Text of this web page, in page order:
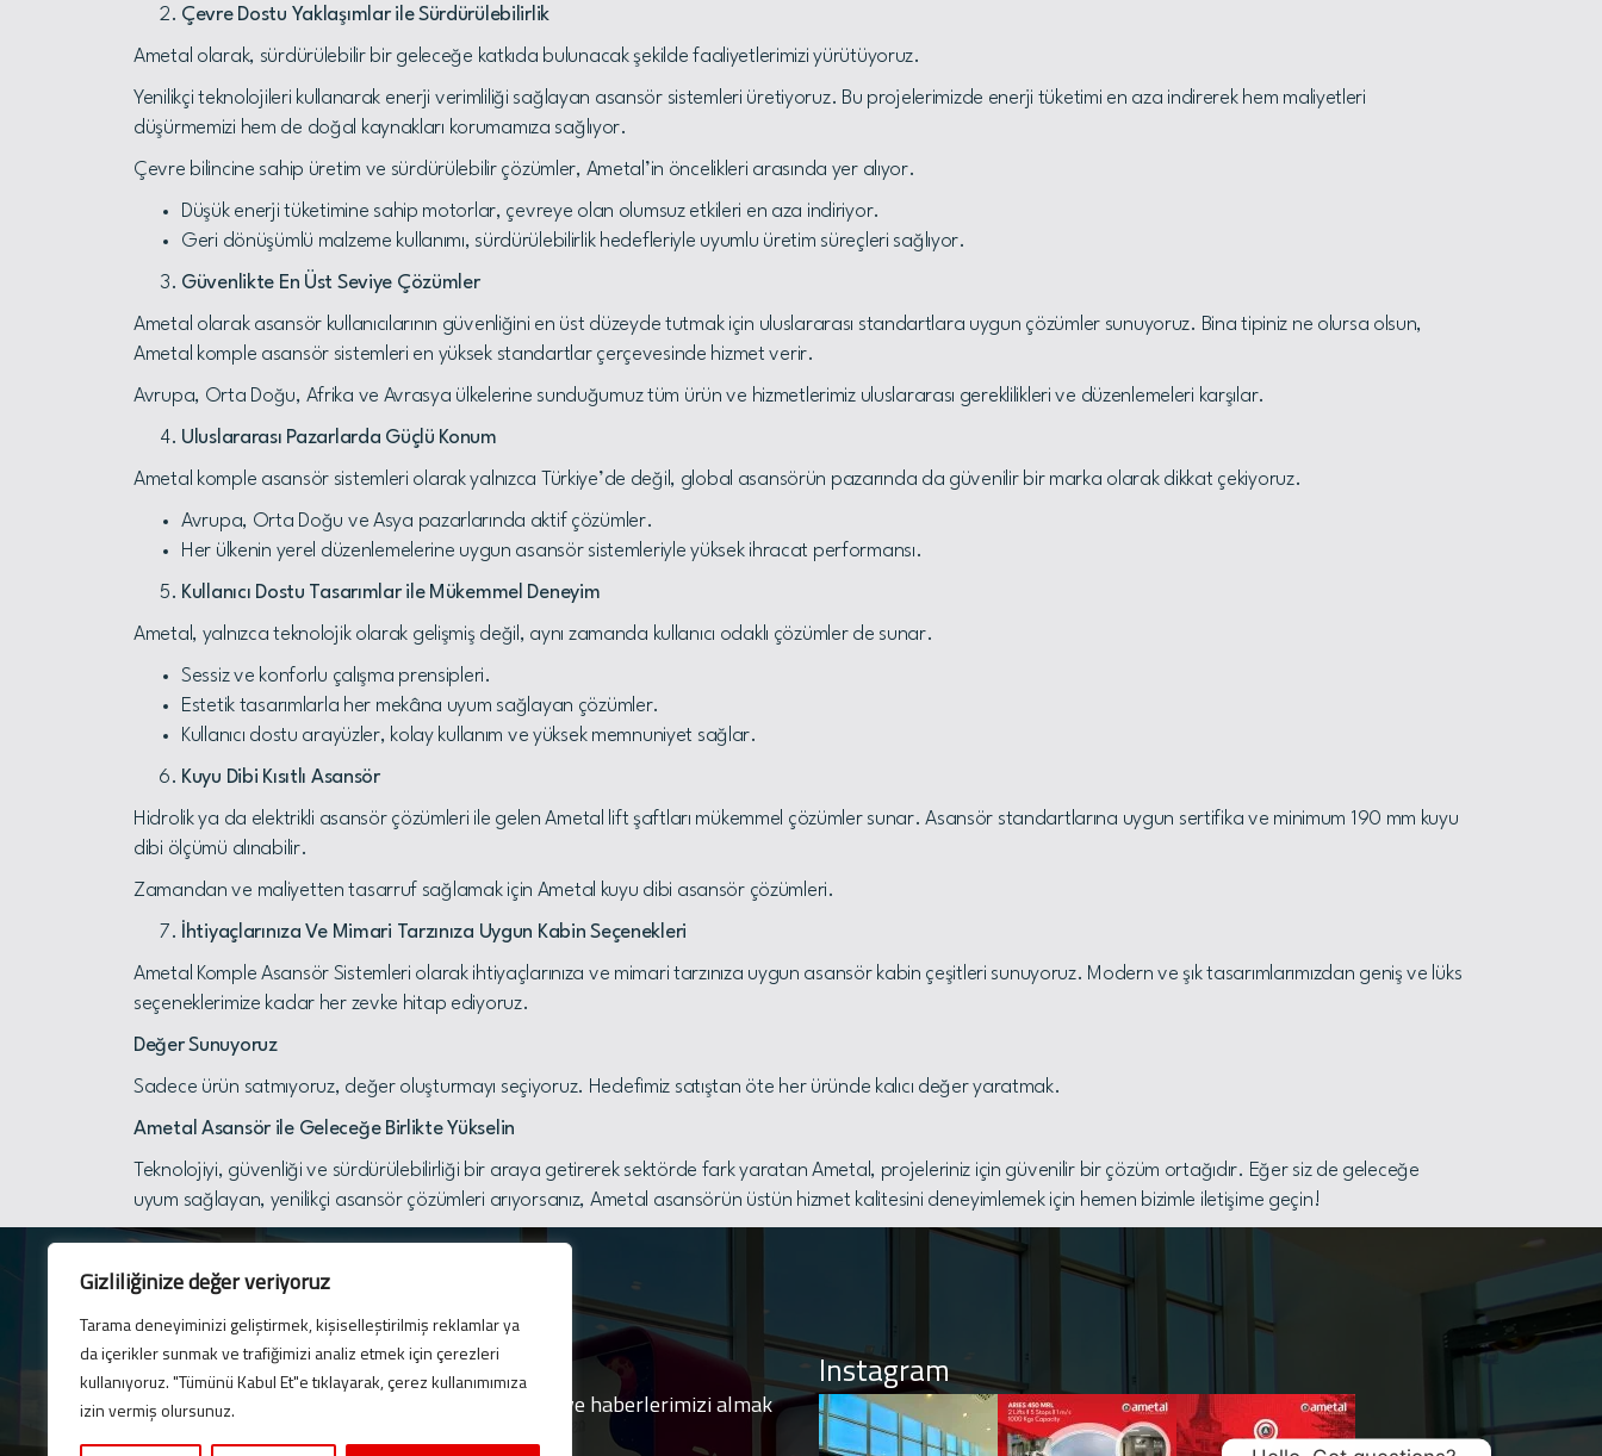
Gizliliğinize değer veriyoruz
Tarama deneyiminizi geliştirmek, kişiselleştirilmiş reklamlar ya
da içerikler sunmak ve trafiğimizi analiz etmek için çerezleri
kullanıyoruz. "Tümünü Kabul Et"e tıklayarak, çerez kullanımımıza
izin vermiş olursunuz.
Çevre Dostu Yaklaşımlar ile Sürdürülebilirlik
Ametal olarak, sürdürülebilir bir geleceğe katkıda bulunacak şekilde faaliyetlerimizi yürütüyoruz.
Yenilikçi teknolojileri kullanarak enerji verimliliği sağlayan asansör sistemleri üretiyoruz. Bu projelerimizde enerji tüketimi en aza indirerek hem maliyetleri
düşürmemizi hem de doğal kaynakları korumamıza sağlıyor.
Çevre bilincine sahip üretim ve sürdürülebilir çözümler, Ametal’in öncelikleri arasında yer alıyor.
Düşük enerji tüketimine sahip motorlar, çevreye olan olumsuz etkileri en aza indiriyor.
Geri dönüşümlü malzeme kullanımı, sürdürülebilirlik hedefleriyle uyumlu üretim süreçleri sağlıyor.
Güvenlikte En Üst Seviye Çözümler
Ametal olarak asansör kullanıcılarının güvenliğini en üst düzeyde tutmak için uluslararası standartlara uygun çözümler sunuyoruz. Bina tipiniz ne olursa olsun,
Ametal komple asansör sistemleri en yüksek standartlar çerçevesinde hizmet verir.
Avrupa, Orta Doğu, Afrika ve Avrasya ülkelerine sunduğumuz tüm ürün ve hizmetlerimiz uluslararası gereklilikleri ve düzenlemeleri karşılar.
Uluslararası Pazarlarda Güçlü Konum
Ametal komple asansör sistemleri olarak yalnızca Türkiye’de değil, global asansörün pazarında da güvenilir bir marka olarak dikkat çekiyoruz.
Avrupa, Orta Doğu ve Asya pazarlarında aktif çözümler.
Her ülkenin yerel düzenlemelerine uygun asansör sistemleriyle yüksek ihracat performansı.
Kullanıcı Dostu Tasarımlar ile Mükemmel Deneyim
Ametal, yalnızca teknolojik olarak gelişmiş değil, aynı zamanda kullanıcı odaklı çözümler de sunar.
Sessiz ve konforlu çalışma prensipleri.
Estetik tasarımlarla her mekâna uyum sağlayan çözümler.
Kullanıcı dostu arayüzler, kolay kullanım ve yüksek memnuniyet sağlar.
Kuyu Dibi Kısıtlı Asansör
Hidrolik ya da elektrikli asansör çözümleri ile gelen Ametal lift şaftları mükemmel çözümler sunar. Asansör standartlarına uygun sertifika ve minimum 190 mm kuyu
dibi ölçümü alınabilir.
Zamandan ve maliyetten tasarruf sağlamak için Ametal kuyu dibi asansör çözümleri.
İhtiyaçlarınıza Ve Mimari Tarzınıza Uygun Kabin Seçenekleri
Ametal Komple Asansör Sistemleri olarak ihtiyaçlarınıza ve mimari tarzınıza uygun asansör kabin çeşitleri sunuyoruz. Modern ve şık tasarımlarımızdan geniş ve lüks
seçeneklerimize kadar her zevke hitap ediyoruz.
Değer Sunuyoruz
Sadece ürün satmıyoruz, değer oluşturmayı seçiyoruz. Hedefimiz satıştan öte her üründe kalıcı değer yaratmak.
Ametal Asansör ile Geleceğe Birlikte Yükselin
Teknolojiyi, güvenliği ve sürdürülebilirliği bir araya getirerek sektörde fark yaratan Ametal, projeleriniz için güvenilir bir çözüm ortağıdır. Eğer siz de geleceğe
uyum sağlayan, yenilikçi asansör çözümleri arıyorsanız, Ametal asansörün üstün hizmet kalitesini deneyimlemek için hemen bizimle iletişime geçin!
E-Bülten
En son güncellemelerimizi ve haberlerimizi almak
için bültenimize abone olun
Instagram